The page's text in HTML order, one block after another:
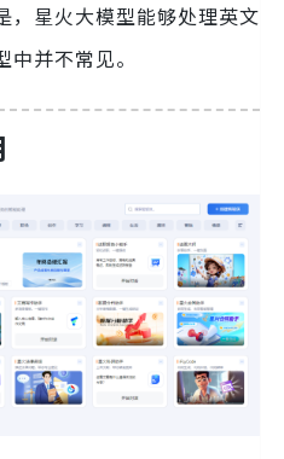
星火大模型能够处理英文
并不常见。